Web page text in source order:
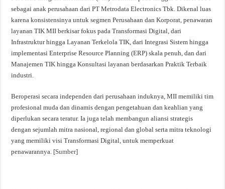
sebagai anak perusahaan dari PT Metrodata Electronics Tbk. Dikenal luas
karena konsistensinya untuk segmen Perusahaan dan Korporat, penawaran
layanan TIK MII berkisar fokus pada Transformasi Digital, dari
Infrastruktur hingga Layanan Terkelola TIK, dari Integrasi Sistem hingga
implementasi Enterprise Resource Planning (ERP) skala penuh, dan dari
Manajemen TIK hingga Konsultasi layanan berdasarkan Praktik Terbaik
industri.
Beroperasi secara independen dari perusahaan induknya, MII memiliki tim
profesional muda dan dinamis dengan pengetahuan dan keahlian yang
diperlukan secara teratur. Ia juga telah membangun aliansi strategis
dengan sejumlah mitra nasional, regional dan global serta mitra teknologi
yang memiliki visi Transformasi Digital, untuk memperkuat
penawarannya. [Sumber]